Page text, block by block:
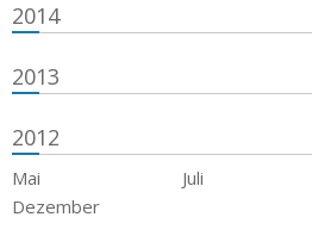
2014
2013
2012
Mai Juli
Dezember